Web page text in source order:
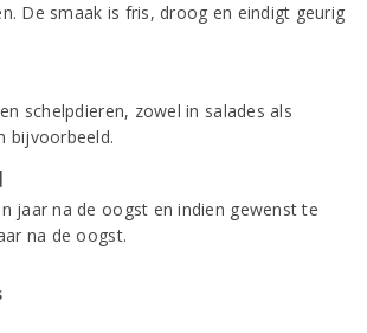
De smaak is fris, droog en eindigt geurig
schelpdieren, zowel in salades als
bijvoorbeeld.
jaar na de oogst en indien gewenst te
na de oogst.